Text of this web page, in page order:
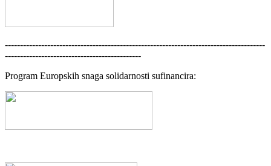
--------------------------------------------------------------------------------------
---------------------------------------------
Program Europskih snaga solidarnosti sufinancira: